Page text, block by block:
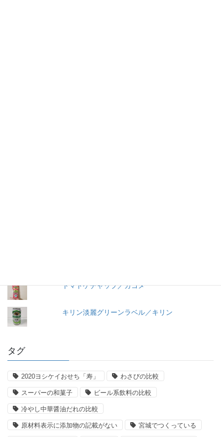
トマトケチャップ／カゴメ
キリン淡麗グリーンラベル／キリン
タグ
2020ヨシケイおせち「寿」 わさびの比較
スーパーの和菓子 ビール系飲料の比較
冷やし中華醤油だれの比較
原材料表示に添加物の記載がない 宮城でつくっている